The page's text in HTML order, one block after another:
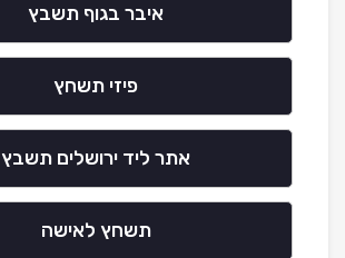
איבר בגוף תשבץ
פיזי תשחץ
אתר ליד ירושלים תשבץ
תשחץ לאישה